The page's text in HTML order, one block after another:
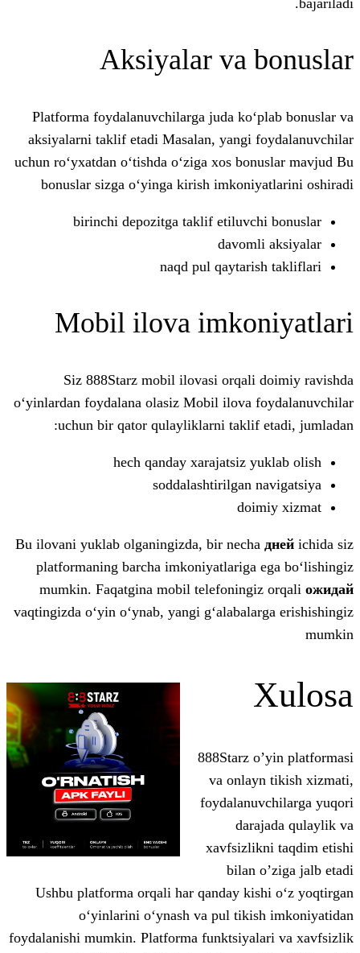
Aksiyalar va
Platforma foydalanuvchilarga juda
aksiyalarni taklif etadi Masalan,
uchun ro‘yxatdan o‘tishda o‘ziga xos
bonuslar sizga o‘yinga kirish
birinchi depozitga taklif
naqd pul
Mobil ilova
Siz 888Starz mobil ilovasi
o‘yinlardan foydalana olasiz Mobil
uchun bir qator qulayliklarni
hech qanday xarajatsiz
soddalashtirilgan
Bu ilovani yuklab olganingizda, bir
platformaning barcha
mumkin. Faqatgina mobil
vaqtingizda o‘yin o‘ynab, yangi
888Starz
va
Ushbu platforma orqali har qanday
o‘yinlarini o‘ynash va pul
foydalanishi mumkin. Platforma